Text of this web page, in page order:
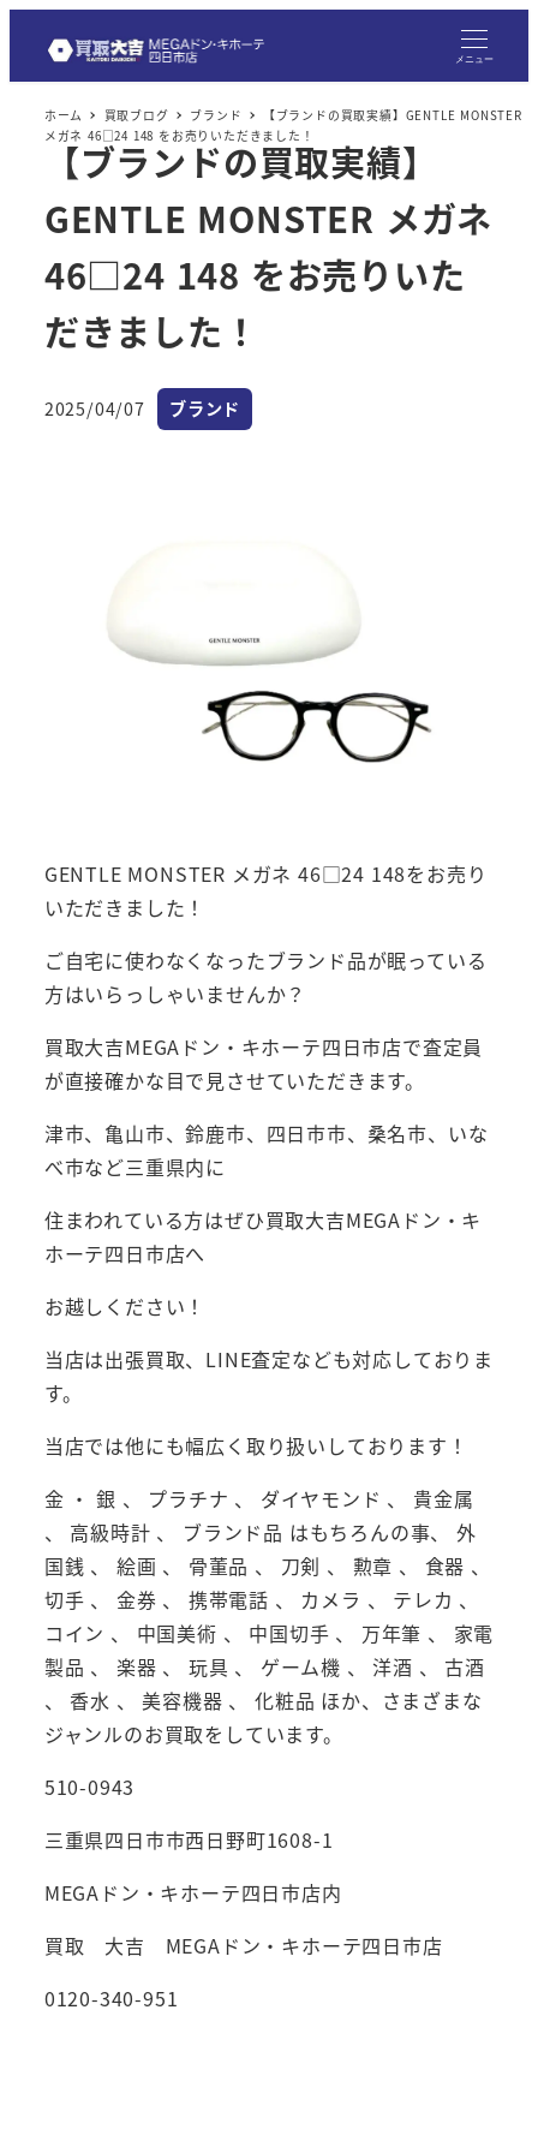
メニュー
ホーム 買取ブログ ブランド
【ブランドの買取実績】GENTLE MONSTER
メガネ 46□24 148 をお売りいただきました！
【ブランドの買取実績】
GENTLE MONSTER メガネ
46□24 148 をお売りいた
だきました！
投稿日
2025/04/07 カテゴリー
ブランド
GENTLE MONSTER メガネ 46□24 148をお売り
いただきました！
ご自宅に使わなくなったブランド品が眠っている
方はいらっしゃいませんか？
買取大吉MEGAドン・キホーテ四日市店で査定員
が直接確かな目で見させていただきます。
津市、亀山市、鈴鹿市、四日市市、桑名市、いな
べ市など三重県内に
住まわれている方はぜひ買取大吉MEGAドン・キ
ホーテ四日市店へ
お越しください！
当店は出張買取、LINE査定なども対応しておりま
す。
当店では他にも幅広く取り扱いしております！
金 ・ 銀 、 プラチナ 、 ダイヤモンド 、 貴金属
、 高級時計 、 ブランド品 はもちろんの事、 外
国銭 、 絵画 、 骨董品 、 刀剣 、 勲章 、 食器 、
切手 、 金券 、 携帯電話 、 カメラ 、 テレカ 、
コイン 、 中国美術 、 中国切手 、 万年筆 、 家電
製品 、 楽器 、 玩具 、 ゲーム機 、 洋酒 、 古酒
、 香水 、 美容機器 、 化粧品 ほか、さまざまな
ジャンルのお買取をしています。
510-0943
三重県四日市市西日野町1608-1
MEGAドン・キホーテ四日市店内
買取 大吉 MEGAドン・キホーテ四日市店
0120-340-951